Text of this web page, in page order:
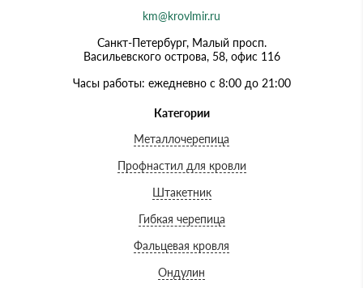
km@krovlmir.ru
Санкт-Петербург, Малый просп.
Васильевского острова, 58, офис 116
Часы работы: ежедневно с 8:00 до 21:00
Категории
Металлочерепица
Профнастил для кровли
Штакетник
Гибкая черепица
Фальцевая кровля
Ондулин